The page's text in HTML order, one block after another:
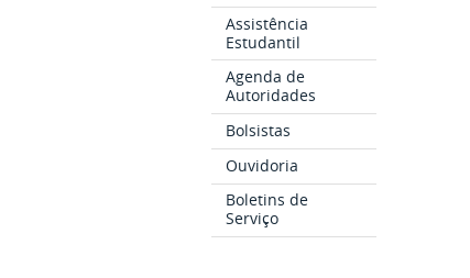
Assistência
Estudantil
Agenda de
Autoridades
Bolsistas
Ouvidoria
Boletins de
Serviço